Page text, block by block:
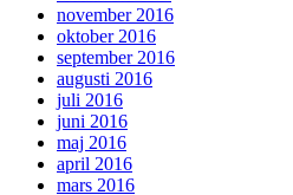
november 2016
oktober 2016
september 2016
augusti 2016
juli 2016
juni 2016
maj 2016
april 2016
mars 2016